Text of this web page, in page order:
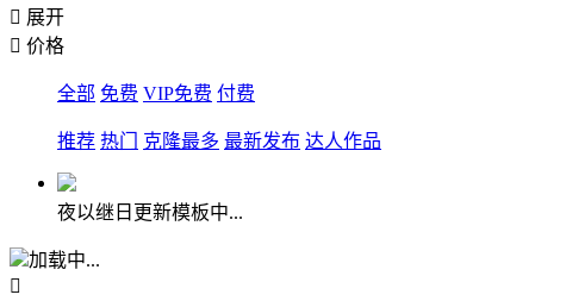
 展开
 价格
全部 免费 VIP免费 付费
推荐 热门 克隆最多 最新发布 达人作品
夜以继日更新模板中...
加载中...
